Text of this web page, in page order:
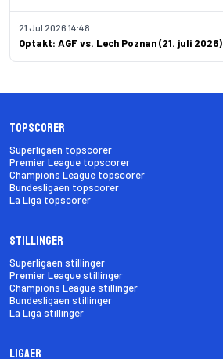
Optakt: AGF vs. Lech Poznan (21. juli 2026)
21 Jul 2026 14:48
Topscorer
Superligaen topscorer
Premier League topscorer
Champions League topscorer
Bundesligaen topscorer
La Liga topscorer
Stillinger
Superligaen stillinger
Premier League stillinger
Champions League stillinger
Bundesligaen stillinger
La Liga stillinger
Ligaer